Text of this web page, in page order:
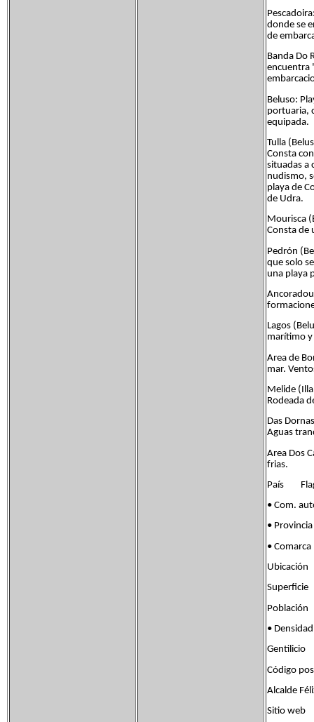
donde se
de
Banda Do
encuentra
Beluso:
portuaria,
equipada.
Tulla
Consta
situadas a
nudismo,
playa de
de Udra.
Mourisca
Consta de
Pedrón
que solo
una playa
Lagos
marítimo y
Area de
mar.
Melide
Rodeada
Das
Aguas
Area Dos
frias.
País Flag
• Com.
•
•
Ubicación
•
Gentilicio
Código
Alcalde
Sitio